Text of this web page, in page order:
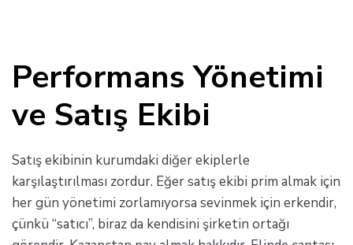
Performans Yönetimi
ve Satış Ekibi
Satış ekibinin kurumdaki diğer ekiplerle
karşılaştırılması zordur. Eğer satış ekibi prim almak için
her gün yönetimi zorlamıyorsa sevinmek için erkendir,
çünkü “satıcı”, biraz da kendisini şirketin ortağı